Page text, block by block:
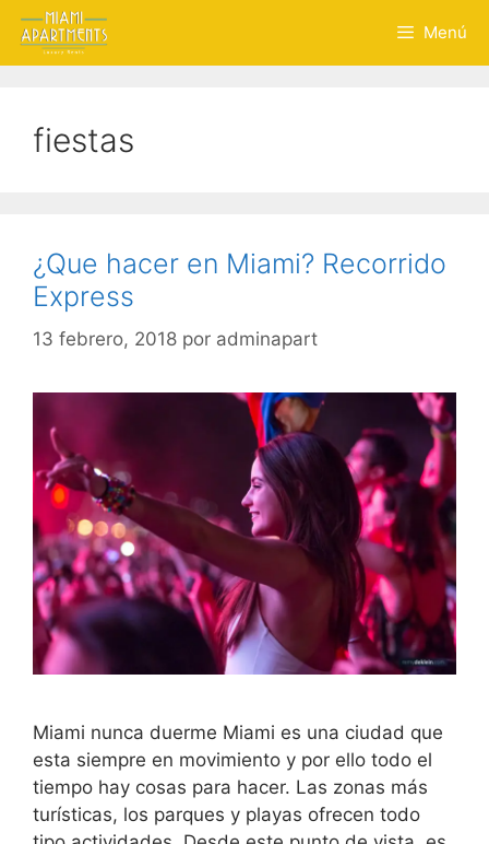
Saltar
contenido
Menú
fiestas
¿Que hacer en Miami? Recorrido
Express
13 febrero, 2018 por adminapart
Miami nunca duerme Miami es una ciudad que
esta siempre en movimiento y por ello todo el
tiempo hay cosas para hacer. Las zonas más
turísticas, los parques y playas ofrecen todo